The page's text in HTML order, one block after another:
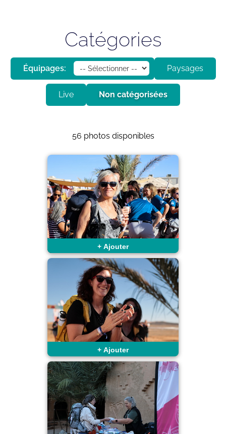
Catégories
Équipages: Paysages
Live Non catégorisées
56 photos disponibles
+ Ajouter
+ Ajouter